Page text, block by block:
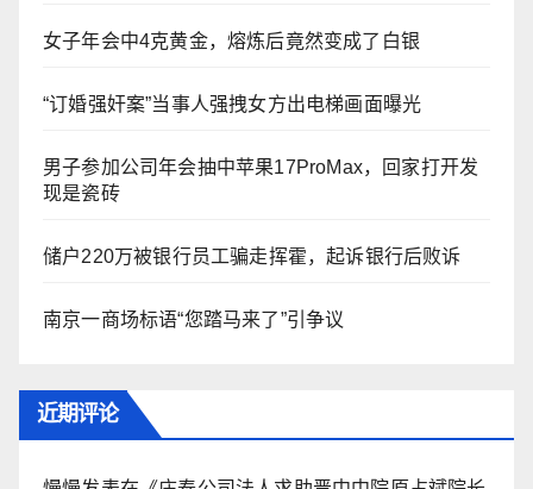
女子年会中4克黄金，熔炼后竟然变成了白银
“订婚强奸案”当事人强拽女方出电梯画面曝光
男子参加公司年会抽中苹果17ProMax，回家打开发
现是瓷砖
储户220万被银行员工骗走挥霍，起诉银行后败诉
​南京一商场标语“您踏马来了”引争议
近期评论